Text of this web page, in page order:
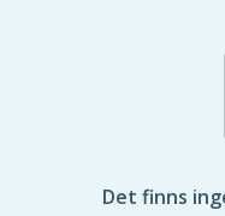
Det finns